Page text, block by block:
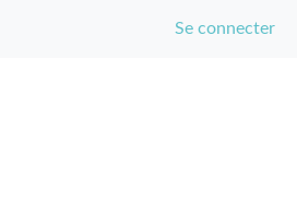
Se connecter